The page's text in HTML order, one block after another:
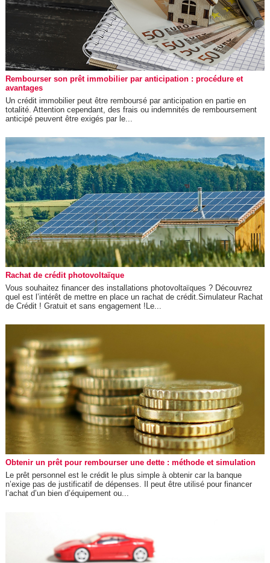
Rembourser son prêt immobilier par anticipation : procédure et
avantages
Un crédit immobilier peut être remboursé par anticipation en partie en
totalité. Attention cependant, des frais ou indemnités de remboursement
anticipé peuvent être exigés par le...
Rachat de crédit photovoltaïque
Vous souhaitez financer des installations photovoltaïques ? Découvrez
quel est l’intérêt de mettre en place un rachat de crédit.Simulateur Rachat
de Crédit ! Gratuit et sans engagement !Le...
Obtenir un prêt pour rembourser une dette : méthode et simulation
Le prêt personnel est le crédit le plus simple à obtenir car la banque
n’exige pas de justificatif de dépenses. Il peut être utilisé pour financer
l’achat d’un bien d’équipement ou...